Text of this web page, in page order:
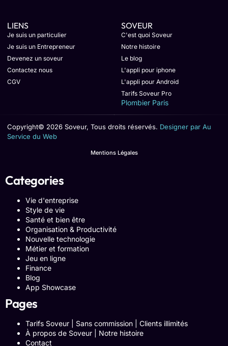
LIENS
Je suis un particulier
Je suis un Entrepreneur
Devenez un soveur
Contactez nous
CGV
SOVEUR
C'est quoi Soveur
Notre histoire
Le blog
L'appli pour iphone
L'appli pour Android
Tarifs Soveur Pro
Plombier Paris
Copyright© 2026 Soveur, Tous droits réservés. Designer par Au
Service du Web
Mentions Légales
Categories
Vie d'entreprise
Style de vie
Santé et bien être
Organisation & Productivité
Nouvelle technologie
Métier et formation
Jeu en ligne
Finance
Blog
App Showcase
Pages
Tarifs Soveur | Sans commission | Clients illimités
À propos de Soveur | Notre histoire
Contact